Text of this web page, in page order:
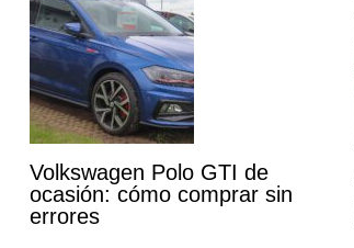
Volkswagen Polo GTI de
ocasión: cómo comprar sin
errores